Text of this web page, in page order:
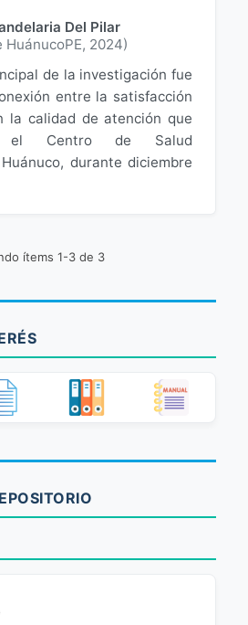
Del Pilar
HuánucoPE, 2024)
de la investigación fue
entre la satisfacción
la calidad de atención que
el Centro de Salud
durante diciembre
ítems 1-3 de 3